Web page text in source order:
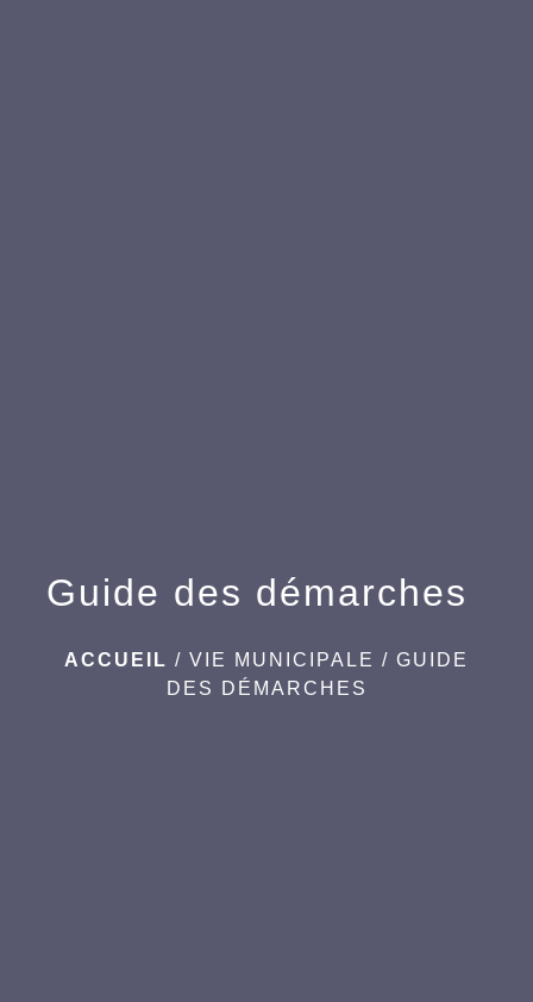
Guide des démarches
ACCUEIL / VIE MUNICIPALE / GUIDE
DES DÉMARCHES